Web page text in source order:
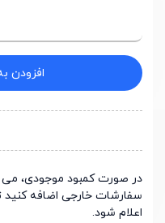
افزودن
در صورت کمبود موجودی، می
سفارشات خارجی اضافه
اعلام شود.